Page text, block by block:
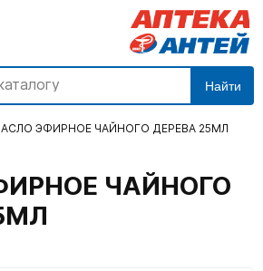
Найти
ЭФИРНОЕ ЧАЙНОГО ДЕРЕВА 25МЛ
ЧАЙНОГО